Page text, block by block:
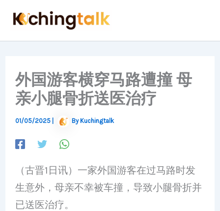
content
外国游客横穿马路遭撞 母
亲小腿骨折送医治疗
01/05/2025 By Kuchingtalk
（古晋1日讯）一家外国游客在过马路时发
生意外，母亲不幸被车撞，导致小腿骨折并
已送医治疗。